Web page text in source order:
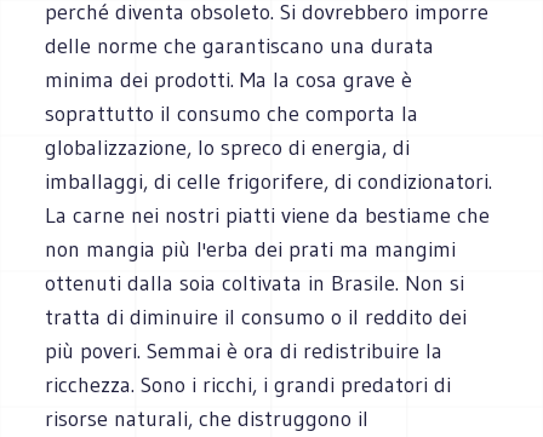
perché diventa obsoleto. Si dovrebbero imporre
delle norme che garantiscano una durata
minima dei prodotti. Ma la cosa grave è
soprattutto il consumo che comporta la
globalizzazione, lo spreco di energia, di
imballaggi, di celle frigorifere, di condizionatori.
La carne nei nostri piatti viene da bestiame che
non mangia più l'erba dei prati ma mangimi
ottenuti dalla soia coltivata in Brasile. Non si
tratta di diminuire il consumo o il reddito dei
più poveri. Semmai è ora di redistribuire la
ricchezza. Sono i ricchi, i grandi predatori di
risorse naturali, che distruggono il